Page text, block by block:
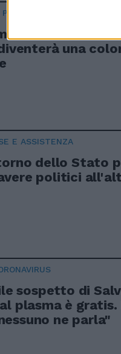
dal calcio
una
E ASSISTENZA
dello Stato
politici
sospetto di
plasma è gratis.
ne parla"